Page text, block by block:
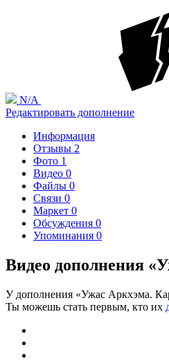
N/A
Редактировать дополнение
Информация
Отзывы 2
Фото 1
Видео 0
Файлы 0
Связи 0
Маркет 0
Обсуждения 0
Упоминания 0
Видео дополнения
У дополнения «Ужас Аркхэма.
Ты можешь стать первым, кто их